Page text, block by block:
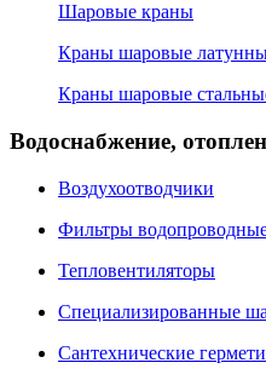
Шаровые краны
Краны шаровые
Краны шаровые
Водоснабжение,
Воздухоотводчики
Фильтры
Тепловентиляторы
Специализированные
Сантехнические